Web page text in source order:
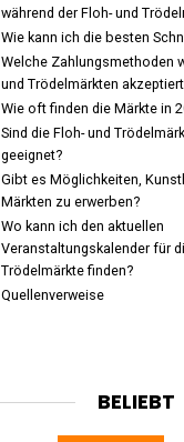
während der Floh- und
Wie kann ich die besten
Welche Zahlungsmethoden
und Trödelmärkten
Wie oft finden die Märkte in
Sind die Floh- und
geeignet?
Gibt es Möglichkeiten,
Märkten zu erwerben?
Wo kann ich den aktuellen
Veranstaltungskalender für
Trödelmärkte finden?
Quellenverweise
BELIEBT